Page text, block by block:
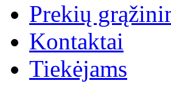
Prekių
Kontaktai
Tiekėjams